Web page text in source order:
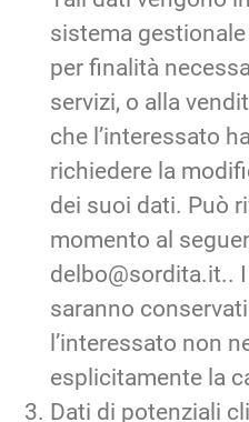
sistema
per finalità
servizi, o alla
che l’interessato
richiedere la
dei suoi dati. Può
momento al
delbo@sordita.it..
saranno
l’interessato non
esplicitamente la
Dati di potenziali